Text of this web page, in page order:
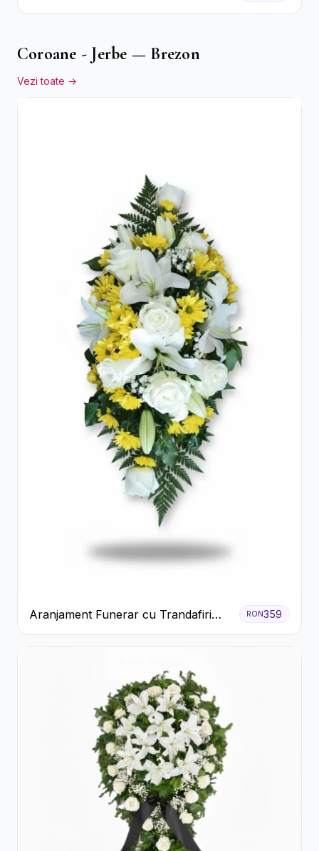
și Ciocolată Ferrero Rocher
Coroane - Jerbe — Brezon
Vezi toate →
Aranjament Funerar cu Trandafiri
Albi Crizanteme Galbene și Crini
RON359